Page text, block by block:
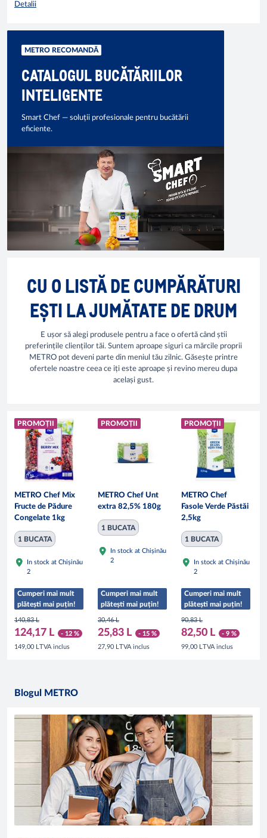
Detalii
METRO RECOMANDĂ
CATALOGUL BUCĂTĂRIILOR
INTELIGENTE
Smart Chef — soluții profesionale pentru bucătării
eficiente.
CU O LISTĂ DE CUMPĂRĂTURI
EȘTI LA JUMĂTATE DE DRUM
E ușor să alegi produsele pentru a face o ofertă când știi
preferințile clienților tăi. Suntem aproape siguri ca mărcile proprii
METRO pot deveni parte din meniul tău zilnic. Găsește printre
ofertele noastre ceea ce iți este aproape și revino mereu dupa
același gust.
PROMOȚII
METRO Chef Mix
Fructe de Pădure
Congelate 1kg
1 BUCATA
In stock at Chișinău
2
Cumperi mai mult
plătești mai puțin!
140,83 L
124,17 L - 12 %
149,00 LTVA inclus
PROMOȚII
METRO Chef Unt
extra 82,5% 180g
1 BUCATA
In stock at Chișinău
2
Cumperi mai mult
plătești mai puțin!
30,46 L
25,83 L - 15 %
27,90 LTVA inclus
PROMOȚII
METRO Chef
Fasole Verde Păstăi
2,5kg
1 BUCATA
In stock at Chișinău
2
Cumperi mai mult
plătești mai puțin!
90,83 L
82,50 L - 9 %
99,00 LTVA inclus
Blogul METRO